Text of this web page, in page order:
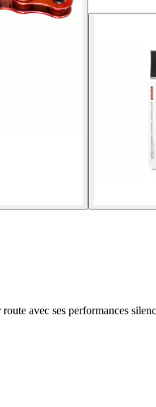
avec ses performances